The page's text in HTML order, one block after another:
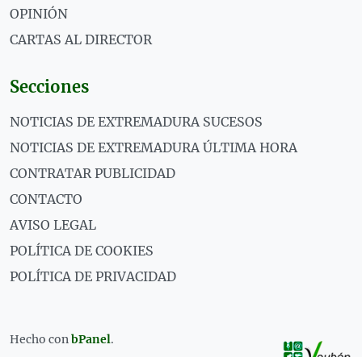
OPINIÓN
CARTAS AL DIRECTOR
Secciones
NOTICIAS DE EXTREMADURA SUCESOS
NOTICIAS DE EXTREMADURA ÚLTIMA HORA
CONTRATAR PUBLICIDAD
CONTACTO
AVISO LEGAL
POLÍTICA DE COOKIES
POLÍTICA DE PRIVACIDAD
Hecho conbPanel.